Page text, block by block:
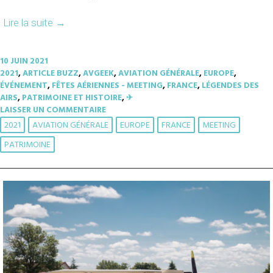
Lire la suite →
10 JUIN 2021
2021,ARTICLE BUZZ,AVGEEK,AVIATION GÉNÉRALE,EUROPE,
ÉVÉNEMENT,FÊTES AÉRIENNES - MEETING,FRANCE,LÉGENDES DES
AIRS,PATRIMOINE ET HISTOIRE,✈︎
LAISSER UN COMMENTAIRE
2021 AVIATION GÉNÉRALE EUROPE FRANCE
MEETING
PATRIMOINE